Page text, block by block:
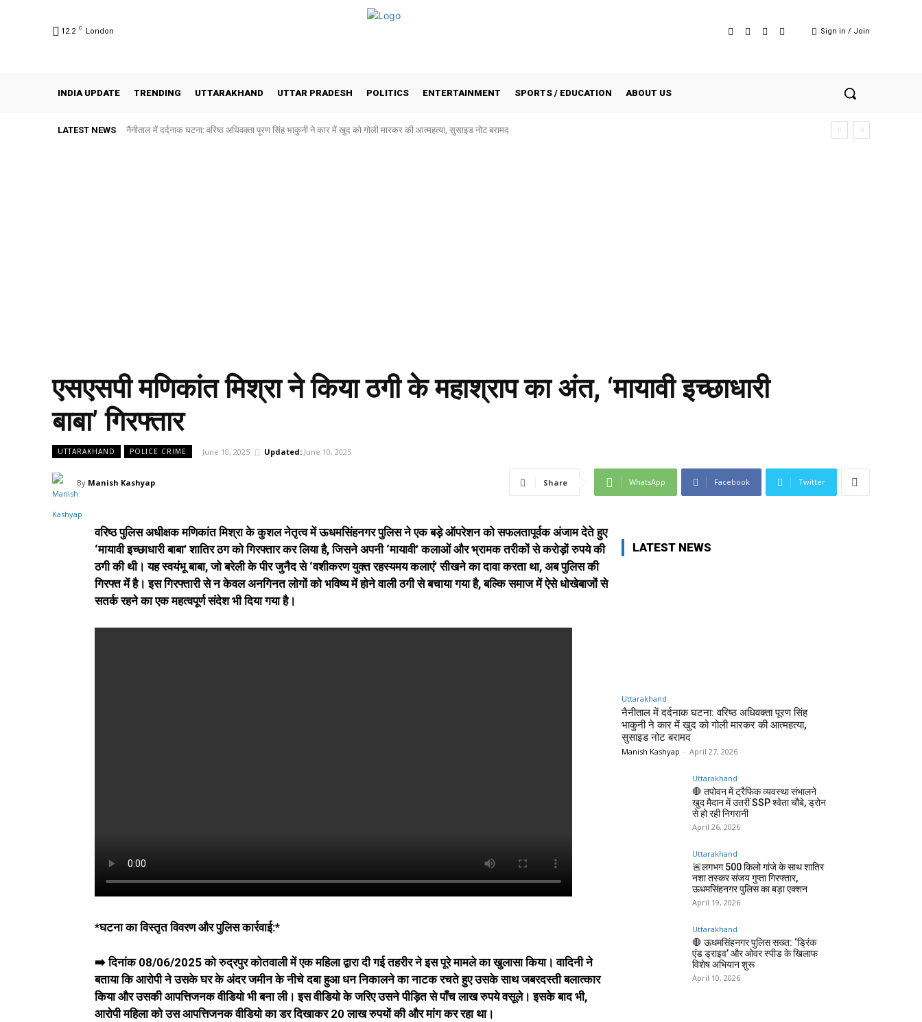
12.2 C London Sign in / Join
INDIA UPDATE TRENDING UTTARAKHAND UTTAR PRADESH POLITICS ENTERTAINMENT SPORTS / EDUCATION ABOUT US
LATEST NEWS नैनीताल में दर्दनाक घटना: वरिष्ठ अधिवक्ता पूरण सिंह भाकुनी ने कार में खुद को गोली मारकर की आत्महत्या, सुसाइड नोट बरामद
एसएसपी मणिकांत मिश्रा ने किया ठगी के महाश्राप का अंत, ‘मायावी इच्छाधारी
बाबा’ गिरफ्तार
UTTARAKHAND POLICE CRIME June 10, 2025 Updated: June 10, 2025
By Manish Kashyap Share WhatsApp Facebook Twitter
वरिष्ठ पुलिस अधीक्षक मणिकांत मिश्रा के कुशल नेतृत्व में ऊधमसिंहनगर पुलिस ने एक बड़े ऑपरेशन को सफलतापूर्वक अंजाम देते हुए
‘मायावी इच्छाधारी बाबा’ शातिर ठग को गिरफ्तार कर लिया है, जिसने अपनी ‘मायावी’ कलाओं और भ्रामक तरीकों से करोड़ों रुपये की
ठगी की थी। यह स्वयंभू बाबा, जो बरेली के पीर जुनैद से ‘वशीकरण युक्त रहस्यमय कलाएं’ सीखने का दावा करता था, अब पुलिस की
गिरफ्त में है। इस गिरफ्तारी से न केवल अनगिनत लोगों को भविष्य में होने वाली ठगी से बचाया गया है, बल्कि समाज में ऐसे धोखेबाजों से
सतर्क रहने का एक महत्वपूर्ण संदेश भी दिया गया है।
*घटना का विस्तृत विवरण और पुलिस कार्रवाई:*
➡️ दिनांक 08/06/2025 को रुद्रपुर कोतवाली में एक महिला द्वारा दी गई तहरीर ने इस पूरे मामले का खुलासा किया। वादिनी ने
बताया कि आरोपी ने उसके घर के अंदर जमीन के नीचे दबा हुआ धन निकालने का नाटक रचते हुए उसके साथ जबरदस्ती बलात्कार
किया और उसकी आपत्तिजनक वीडियो भी बना ली। इस वीडियो के जरिए उसने पीड़ित से पाँच लाख रुपये वसूले। इसके बाद भी,
आरोपी महिला को उस आपत्तिजनक वीडियो का डर दिखाकर 20 लाख रुपयों की और मांग कर रहा था।
LATEST NEWS
Uttarakhand
नैनीताल में दर्दनाक घटना: वरिष्ठ अधिवक्ता पूरण सिंह
भाकुनी ने कार में खुद को गोली मारकर की आत्महत्या,
सुसाइड नोट बरामद
Manish Kashyap - April 27, 2026
Uttarakhand
🛑 तपोवन में ट्रैफिक व्यवस्था संभालने
खुद मैदान में उतरीं SSP श्वेता चौबे, ड्रोन
से हो रही निगरानी
April 26, 2026
Uttarakhand
🚨लगभग 500 किलो गांजे के साथ शातिर
नशा तस्कर संजय गुप्ता गिरफ्तार,
ऊधमसिंहनगर पुलिस का बड़ा एक्शन
April 19, 2026
Uttarakhand
🛑 ऊधमसिंहनगर पुलिस सख्त: ‘ड्रिंक
एंड ड्राइव’ और ओवर स्पीड के खिलाफ
विशेष अभियान शुरू
April 10, 2026